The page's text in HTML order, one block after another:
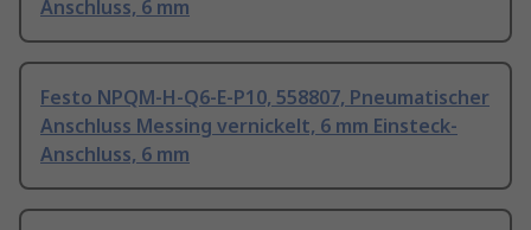
Anschluss, 6 mm
Festo NPQM-H-Q6-E-P10, 558807, Pneumatischer
Anschluss Messing vernickelt, 6 mm Einsteck-
Anschluss, 6 mm